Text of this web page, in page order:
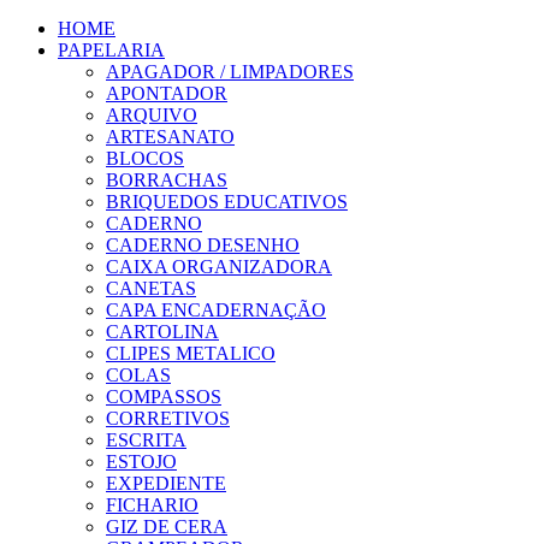
HOME
PAPELARIA
APAGADOR / LIMPADORES
APONTADOR
ARQUIVO
ARTESANATO
BLOCOS
BORRACHAS
BRIQUEDOS EDUCATIVOS
CADERNO
CADERNO DESENHO
CAIXA ORGANIZADORA
CANETAS
CAPA ENCADERNAÇÃO
CARTOLINA
CLIPES METALICO
COLAS
COMPASSOS
CORRETIVOS
ESCRITA
ESTOJO
EXPEDIENTE
FICHARIO
GIZ DE CERA